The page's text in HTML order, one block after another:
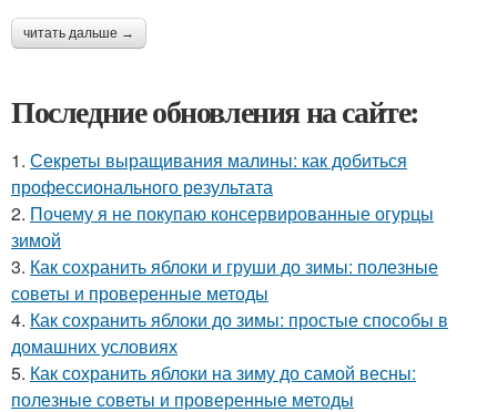
читать дальше →
Последние обновления на сайте:
1. Секреты выращивания малины: как добиться
профессионального результата
2. Почему я не покупаю консервированные огурцы
зимой
3. Как сохранить яблоки и груши до зимы: полезные
советы и проверенные методы
4. Как сохранить яблоки до зимы: простые способы в
домашних условиях
5. Как сохранить яблоки на зиму до самой весны:
полезные советы и проверенные методы